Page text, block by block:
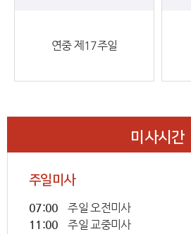
연중 제17주일
미사시간
주일미사
07:00
주일 오전미사
11:00
주일 교중미사